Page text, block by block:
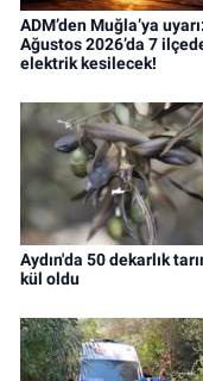
ADM’den Muğla’ya
Ağustos 2026’da 7
elektrik kesilecek!
Aydın'da 50 dekarlık
kül oldu